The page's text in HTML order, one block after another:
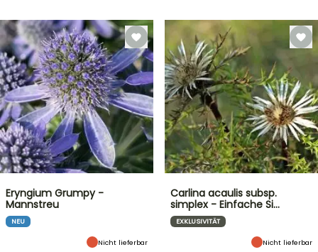
Eryngium Grumpy -
Mannstreu
NEU
Nicht lieferbar
Carlina acaulis subsp.
simplex - Einfache Si…
EXKLUSIVITÄT
Nicht lieferbar